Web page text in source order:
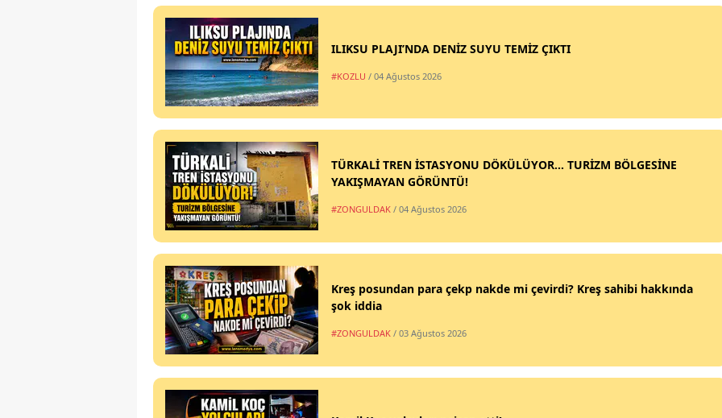
ILIKSU PLAJI’NDA DENİZ SUYU TEMİZ ÇIKTI
#KOZLU / 04 Ağustos 2026
TÜRKALİ TREN İSTASYONU DÖKÜLÜYOR... TURİZM BÖLGESİNE
YAKIŞMAYAN GÖRÜNTÜ!
#ZONGULDAK / 04 Ağustos 2026
Kreş posundan para çekp nakde mi çevirdi? Kreş sahibi hakkında
şok iddia
#ZONGULDAK / 03 Ağustos 2026